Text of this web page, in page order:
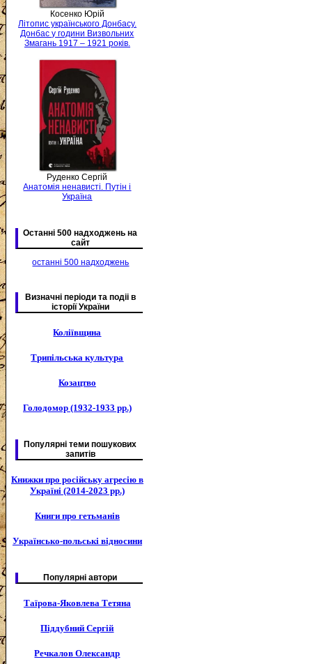
Косенко Юрій
Літопис українського Донбасу.
Донбас у години Визвольних
Змагань 1917 – 1921 років.
Руденко Сергій
Анатомія ненависті. Путін і
Україна
Останні 500 надходжень на
сайт
останні 500 надходжень
Визначні періоди та подіі в
історії України
Коліївщина
Трипільська культура
Козацтво
Голодомор (1932-1933 рр.)
Популярні теми пошукових
запитів
Книжки про російську агресію в
Україні (2014-2023 рр.)
Книги про гетьманів
Українсько-польські відносини
Популярні автори
Таїрова-Яковлева Тетяна
Піддубний Сергій
Речкалов Олександр